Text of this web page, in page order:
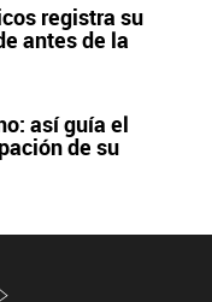
registra su
antes de la
así guía el
de su